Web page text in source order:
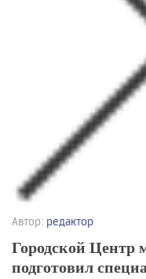
Автор: редактор
Городской Центр
подготовил